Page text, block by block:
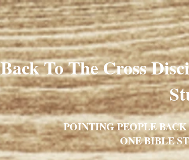
Back To The Cross
POINTING PEOPLE
ONE BIBLE